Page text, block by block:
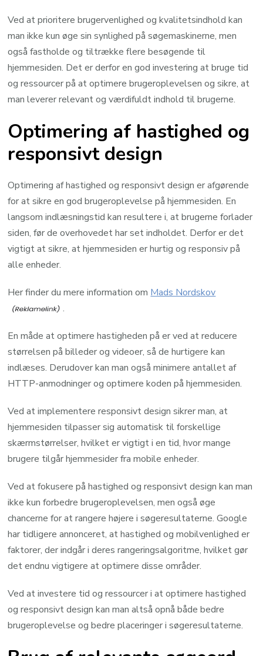
Ved at prioritere brugervenlighed og kvalitetsindhold kan
man ikke kun øge sin synlighed på søgemaskinerne, men
også fastholde og tiltrække flere besøgende til
hjemmesiden. Det er derfor en god investering at bruge tid
og ressourcer på at optimere brugeroplevelsen og sikre, at
man leverer relevant og værdifuldt indhold til brugerne.
Optimering af hastighed og
responsivt design
Optimering af hastighed og responsivt design er afgørende
for at sikre en god brugeroplevelse på hjemmesiden. En
langsom indlæsningstid kan resultere i, at brugerne forlader
siden, før de overhovedet har set indholdet. Derfor er det
vigtigt at sikre, at hjemmesiden er hurtig og responsiv på
alle enheder.
Her finder du mere information om Mads Nordskov
.
En måde at optimere hastigheden på er ved at reducere
størrelsen på billeder og videoer, så de hurtigere kan
indlæses. Derudover kan man også minimere antallet af
HTTP-anmodninger og optimere koden på hjemmesiden.
Ved at implementere responsivt design sikrer man, at
hjemmesiden tilpasser sig automatisk til forskellige
skærmstørrelser, hvilket er vigtigt i en tid, hvor mange
brugere tilgår hjemmesider fra mobile enheder.
Ved at fokusere på hastighed og responsivt design kan man
ikke kun forbedre brugeroplevelsen, men også øge
chancerne for at rangere højere i søgeresultaterne. Google
har tidligere annonceret, at hastighed og mobilvenlighed er
faktorer, der indgår i deres rangeringsalgoritme, hvilket gør
det endnu vigtigere at optimere disse områder.
Ved at investere tid og ressourcer i at optimere hastighed
og responsivt design kan man altså opnå både bedre
brugeroplevelse og bedre placeringer i søgeresultaterne.